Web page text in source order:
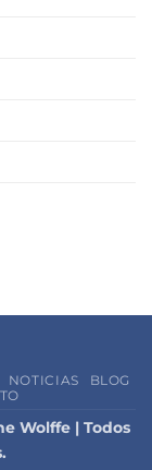
NOTICIAS
BLOG
Wolffe | Todos